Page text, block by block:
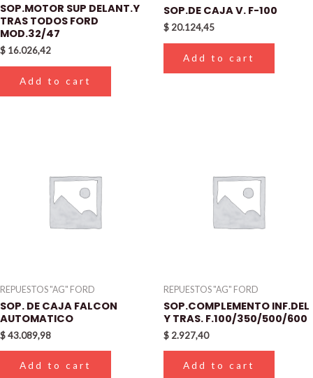
SOP.MOTOR SUP DELANT.Y
TRAS TODOS FORD
MOD.32/47
$ 16.026,42
Add to cart
SOP.DE CAJA V. F-100
$ 20.124,45
Add to cart
REPUESTOS "AG" FORD
SOP. DE CAJA FALCON
AUTOMATICO
$43.089,98
Add to cart
REPUESTOS "AG" FORD
SOP.COMPLEMENTO INF.DEL
Y TRAS. F.100/350/500/600
$ 2.927,40
Add to cart